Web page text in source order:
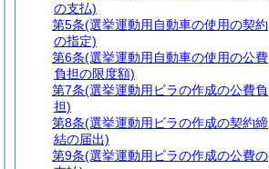
の支払)
第5条(選挙運動用自動車の使用の契約
の指定)
第6条(選挙運動用自動車の使用の公費
負担の限度額)
第7条(選挙運動用ビラの作成の公費負
担)
第8条(選挙運動用ビラの作成の契約締
結の届出)
第9条(選挙運動用ビラの作成の公費の